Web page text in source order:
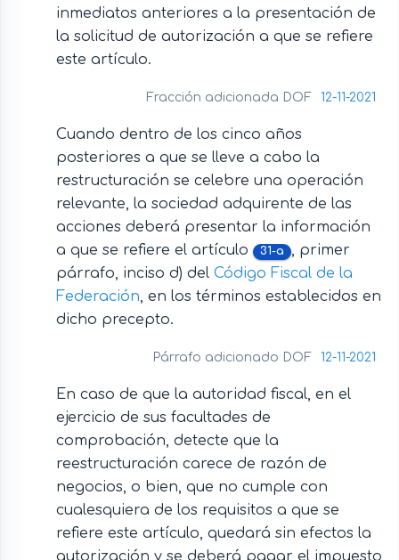
inmediatos anteriores a la presentación de
la solicitud de autorización a que se refiere
este artículo.
Fracción adicionada DOF 12-11-2021
Cuando dentro de los cinco años
posteriores a que se lleve a cabo la
restructuración se celebre una operación
relevante, la sociedad adquirente de las
acciones deberá presentar la información
a que se refiere el artículo
31-a
, primer
párrafo, inciso d) del Código Fiscal de la
Federación, en los términos establecidos en
dicho precepto.
Párrafo adicionado DOF 12-11-2021
En caso de que la autoridad fiscal, en el
ejercicio de sus facultades de
comprobación, detecte que la
reestructuración carece de razón de
negocios, o bien, que no cumple con
cualesquiera de los requisitos a que se
refiere este artículo, quedará sin efectos la
autorización y se deberá pagar el impuesto